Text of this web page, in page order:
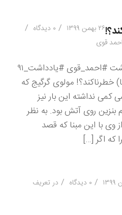
۲۶ بهمن ۱۳۹۹ / ۰ دیدگاه /
احمد قوی
#مشخصات_اسلام #یادداشت #احمد_قوی #یادداشت_۹۱
(ها) خطرناکند؟! مولوی گرگیج که
نداشته این بار نیز
بنزین روی آتش بود. به نظر
وی با این مبنا که قصد
که اگر […]
/ ۰ دیدگاه / در تعریف